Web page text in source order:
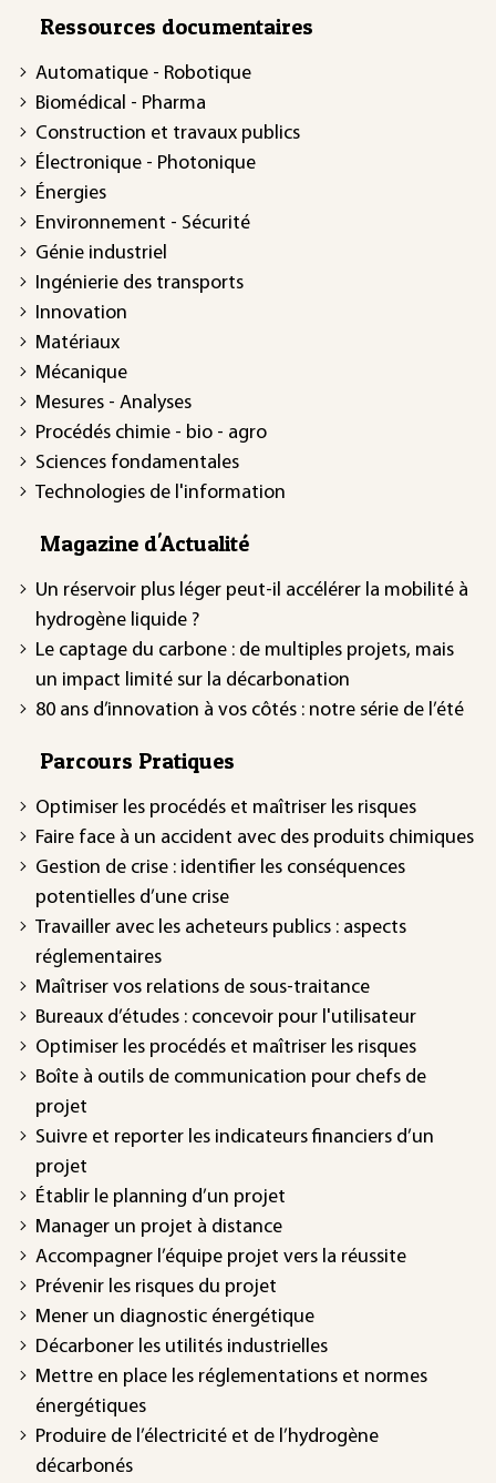
Ressources documentaires
Automatique - Robotique
Biomédical - Pharma
Construction et travaux publics
Électronique - Photonique
Énergies
Environnement - Sécurité
Génie industriel
Ingénierie des transports
Innovation
Matériaux
Mécanique
Mesures - Analyses
Procédés chimie - bio - agro
Sciences fondamentales
Technologies de l'information
Magazine d'Actualité
Un réservoir plus léger peut-il accélérer la mobilité à
hydrogène liquide ?
Le captage du carbone : de multiples projets, mais
un impact limité sur la décarbonation
80 ans d’innovation à vos côtés : notre série de l’été
Parcours Pratiques
Optimiser les procédés et maîtriser les risques
Faire face à un accident avec des produits chimiques
Gestion de crise : identifier les conséquences
potentielles d’une crise
Travailler avec les acheteurs publics : aspects
réglementaires
Maîtriser vos relations de sous-traitance
Bureaux d’études : concevoir pour l'utilisateur
Optimiser les procédés et maîtriser les risques
Boîte à outils de communication pour chefs de
projet
Suivre et reporter les indicateurs financiers d’un
projet
Établir le planning d’un projet
Manager un projet à distance
Accompagner l’équipe projet vers la réussite
Prévenir les risques du projet
Mener un diagnostic énergétique
Décarboner les utilités industrielles
Mettre en place les réglementations et normes
énergétiques
Produire de l’électricité et de l’hydrogène
décarbonés